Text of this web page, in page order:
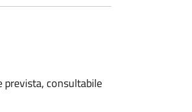
consultabile